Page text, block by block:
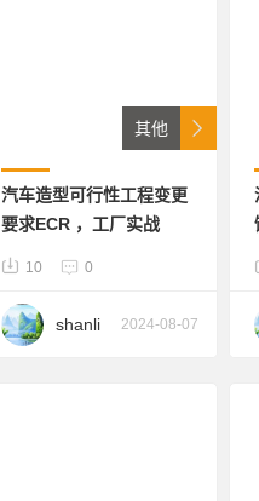
其他
汽车造型可行性工程变更
要求ECR ，工厂实战
10 0
shanli 2024-08-07